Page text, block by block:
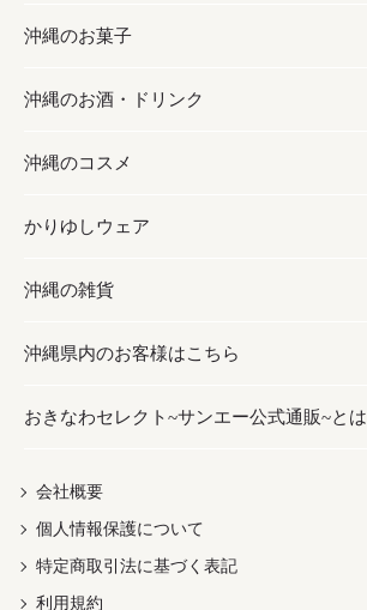
お肉
海産物
缶詰／パウチ
沖縄料理
沖縄そば／乾麺
レトルト食品
乾物／粉類
調味料
砂糖／黒砂糖
塩
お酢／ドレッシング
しょうゆ
みそ
だし／スパイス／島唐辛子
沖縄のお菓子
お菓子
黒糖
ちんすこう
伝統菓子
スナック
おつまみ
紅芋
沖縄のお酒・ドリンク
お酒・ドリンク
泡盛
ビール・チューハイ
ワイン・ウィスキー・カクテル
ドリンク
茶葉
沖縄のコスメ
コスメ
スキンケア
ボディケア
ヘアケア
UVケア
かりゆしウェア
かりゆしウェア
メンズ
レディース
沖縄の雑貨
雑貨
沖縄ファッション
伝統工芸品
沖縄県内のお客様はこちら
おきなわセレクト~サンエー公式通販~とは
会社概要
個人情報保護について
特定商取引法に基づく表記
利用規約